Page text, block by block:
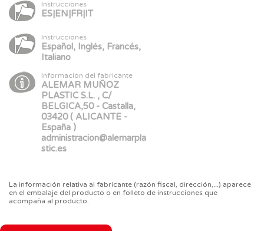
Instrucciones
ES|EN|FR|IT
Instrucciones
Español, Inglés, Francés,
Italiano
Información del fabricante
ALEMAR MUÑOZ
PLASTIC S.L. , C/
BELGICA,50 - Castalla,
03420 ( ALICANTE -
España )
administracion@alemarpla
stic.es
La información relativa al fabricante (razón fiscal, dirección,...) aparece
en el embalaje del producto o en folleto de instrucciones que
acompaña al producto.